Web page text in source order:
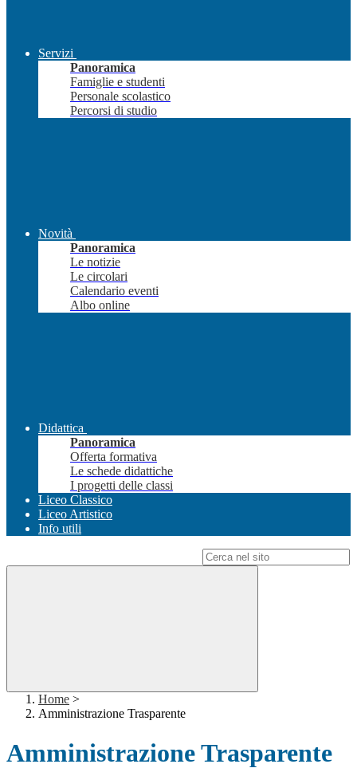
Servizi
Panoramica
Famiglie e studenti
Personale scolastico
Percorsi di studio
Novità
Panoramica
Le notizie
Le circolari
Calendario eventi
Albo online
Didattica
Panoramica
Offerta formativa
Le schede didattiche
I progetti delle classi
Liceo Classico
Liceo Artistico
Info utili
Home >
Amministrazione Trasparente
Amministrazione Trasparente